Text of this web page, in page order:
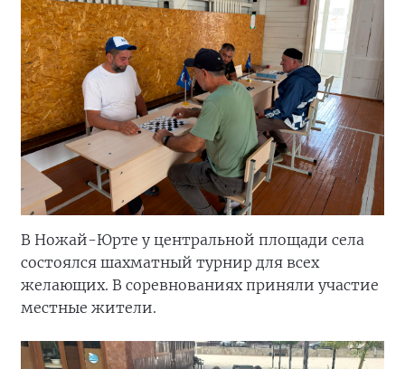
В Ножай-Юрте у центральной площади села
состоялся шахматный турнир для всех
желающих. В соревнованиях приняли участие
местные жители.